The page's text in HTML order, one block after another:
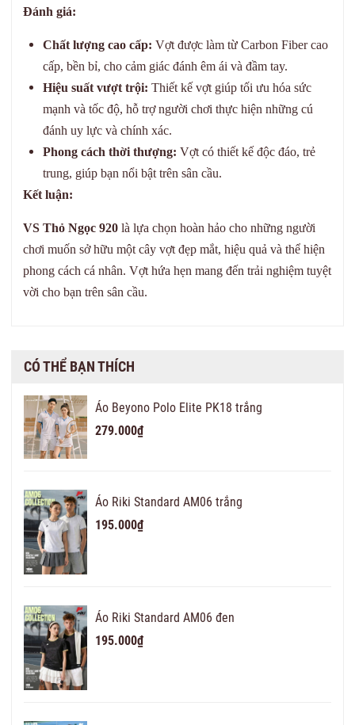
Đánh giá:
Chất lượng cao cấp: Vợt được làm từ Carbon Fiber cao
cấp, bền bỉ, cho cảm giác đánh êm ái và đầm tay.
Hiệu suất vượt trội: Thiết kế vợt giúp tối ưu hóa sức
mạnh và tốc độ, hỗ trợ người chơi thực hiện những cú
đánh uy lực và chính xác.
Phong cách thời thượng: Vợt có thiết kế độc đáo, trẻ
trung, giúp bạn nổi bật trên sân cầu.
Kết luận:
VS Thỏ Ngọc 920 là lựa chọn hoàn hảo cho những người
chơi muốn sở hữu một cây vợt đẹp mắt, hiệu quả và thể hiện
phong cách cá nhân. Vợt hứa hẹn mang đến trải nghiệm tuyệt
vời cho bạn trên sân cầu.
CÓ THỂ BẠN THÍCH
Áo Beyono Polo Elite PK18 trắng
279.000₫
Áo Riki Standard AM06 trắng
195.000₫
Áo Riki Standard AM06 đen
195.000₫